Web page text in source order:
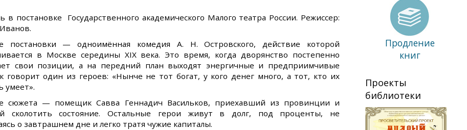
в постановке Государственного академического Малого театра России. Режиссер:
постановки — одноимённая комедия А. Н. Островского, действие которой
в Москве середины XIX века. Это время, когда дворянство постепенно
свои позиции, а на передний план выходят энергичные и предприимчивые
говорит один из героев: «Нынче не тот богат, у кого денег много, а тот, кто их
умеет».
сюжета — помещик Савва Геннадич Васильков, приехавший из провинции и
сколотить состояние. Остальные герои живут в долг, под проценты, не
о завтрашнем дне и легко тратя чужие капиталы.
Продление
книг
Проекты
библиотеки